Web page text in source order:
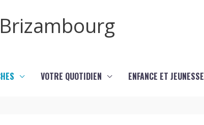
Brizambourg
VOTRE QUOTIDIEN ENFANCE ET JEUNESSE